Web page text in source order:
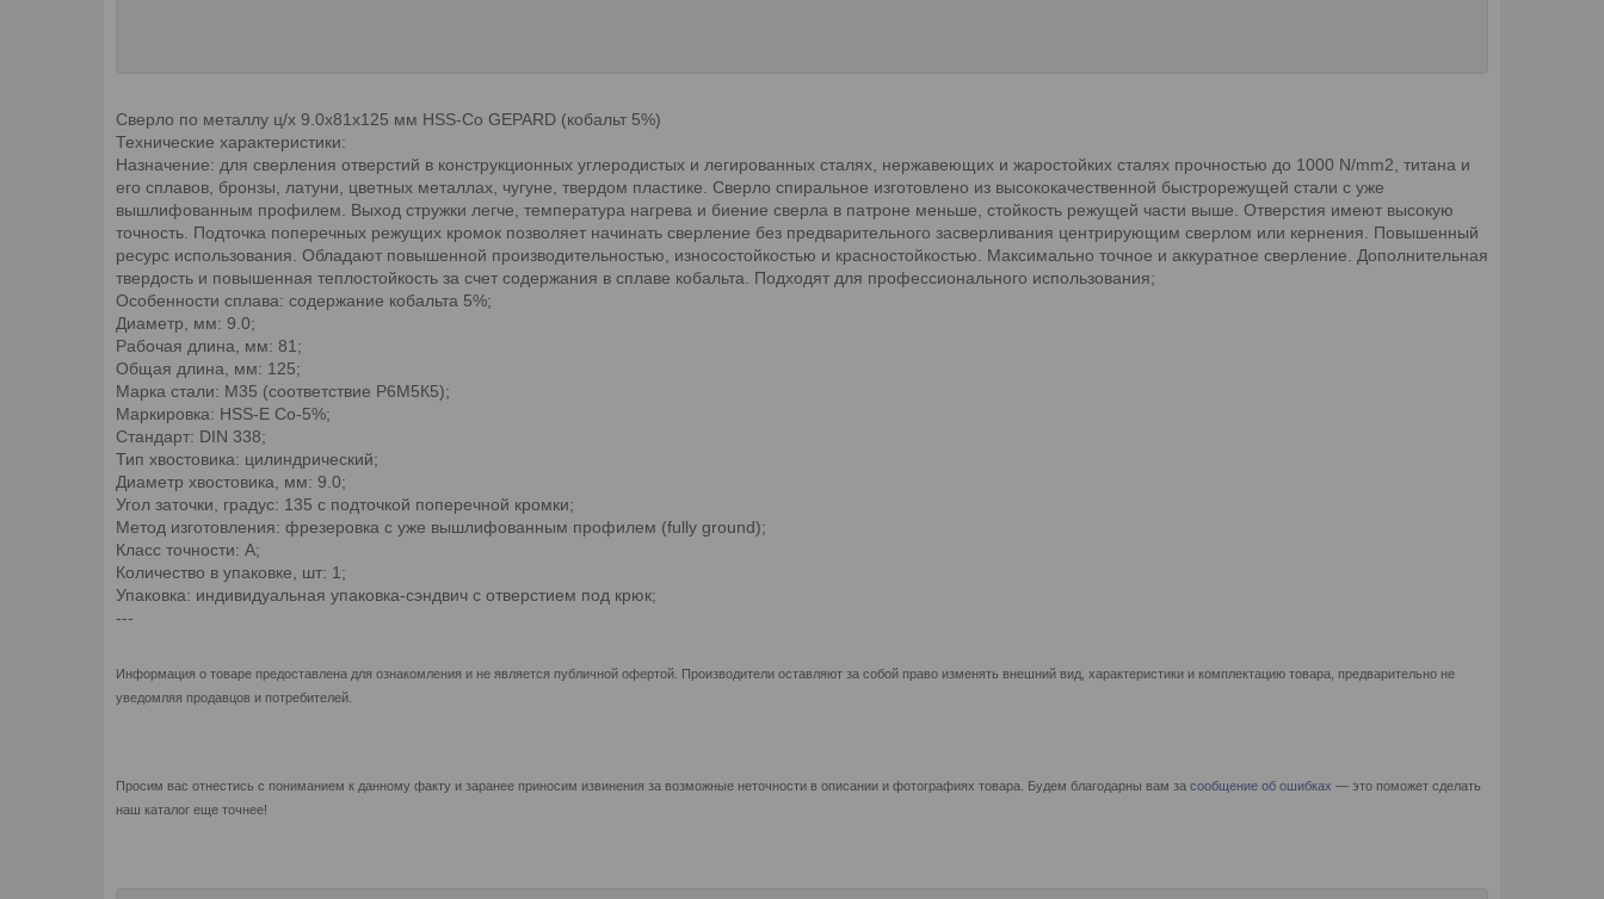
Сверло по металлу ц/х 9.0х81х125 мм HSS-Co GEPARD (кобальт 5%)
Технические характеристики:
Назначение: для сверления отверстий в конструкционных углеродистых и легированных сталях, нержавеющих и жаростойких сталях прочностью до 1000 N/mm2, титана и
его сплавов, бронзы, латуни, цветных металлах, чугуне, твердом пластике. Сверло спиральное изготовлено из высококачественной быстрорежущей стали с уже
вышлифованным профилем. Выход стружки легче, температура нагрева и биение сверла в патроне меньше, стойкость режущей части выше. Отверстия имеют высокую
точность. Подточка поперечных режущих кромок позволяет начинать сверление без предварительного засверливания центрирующим сверлом или кернения. Повышенный
ресурс использования. Обладают повышенной производительностью, износостойкостью и красностойкостью. Максимально точное и аккуратное сверление. Дополнительная
твердость и повышенная теплостойкость за счет содержания в сплаве кобальта. Подходят для профессионального использования;
Особенности сплава: содержание кобальта 5%;
Диаметр, мм: 9.0;
Рабочая длина, мм: 81;
Общая длина, мм: 125;
Марка стали: М35 (соответствие Р6М5К5);
Маркировка: HSS-E Co-5%;
Стандарт: DIN 338;
Тип хвостовика: цилиндрический;
Диаметр хвостовика, мм: 9.0;
Угол заточки, градус: 135 с подточкой поперечной кромки;
Метод изготовления: фрезеровка c уже вышлифованным профилем (fully ground);
Класс точности: А;
Количество в упаковке, шт: 1;
Упаковка: индивидуальная упаковка-сэндвич с отверстием под крюк;
---
Информация о товаре предоставлена для ознакомления и не является публичной офертой. Производители оставляют за собой право изменять внешний вид, характеристики и комплектацию товара, предварительно не
уведомляя продавцов и потребителей.
Просим вас отнестись с пониманием к данному факту и заранее приносим извинения за возможные неточности в описании и фотографиях товара. Будем благодарны вам за сообщение об ошибках — это поможет сделать
наш каталог еще точнее!